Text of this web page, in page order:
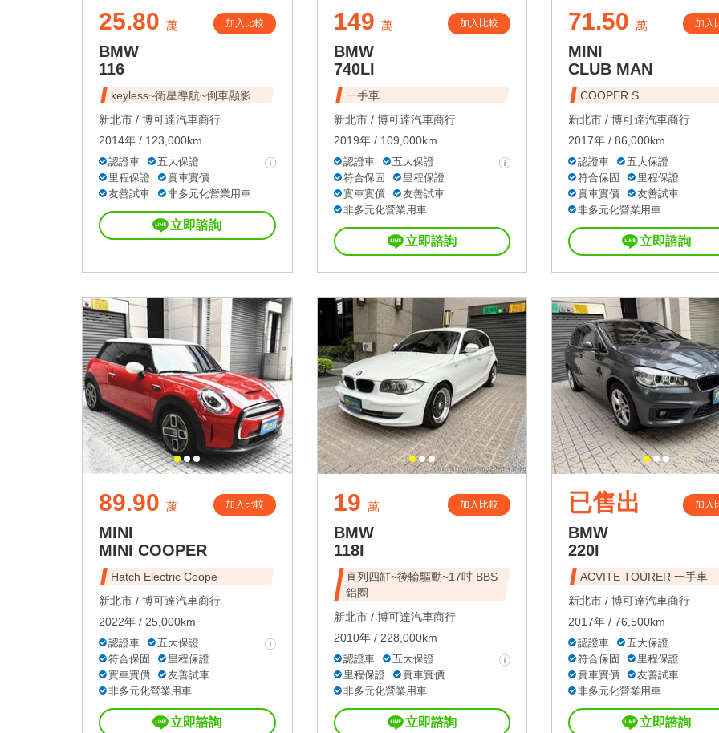
25.80 萬 加入比較
BMW
116
keyless~衛星導航~倒車顯影
新北市 / 博可達汽車商行
2014年 / 123,000km
認證車
五大保證
里程保證
實車實價
友善試車
非多元化營業用車
立即諮詢
149 萬 加入比較
BMW
740LI
一手車
新北市 / 博可達汽車商行
2019年 / 109,000km
認證車
五大保證
符合保固
里程保證
實車實價
友善試車
非多元化營業用車
立即諮詢
71.50 萬 加入
MINI
CLUB MAN
COOPER S
新北市 / 博可達汽車商行
2017年 / 86,000km
認證車
五大保證
符合保固
里程保證
實車實價
友善試車
非多元化營業用車
立即諮詢
89.90 萬 加入比較
MINI
MINI COOPER
Hatch Electric Coope
新北市 / 博可達汽車商行
2022年 / 25,000km
認證車
五大保證
符合保固
里程保證
實車實價
友善試車
非多元化營業用車
立即諮詢
19 萬 加入比較
BMW
118I
直列四缸~後輪驅動~17吋 BBS
鋁圈
新北市 / 博可達汽車商行
2010年 / 228,000km
認證車
五大保證
里程保證
實車實價
非多元化營業用車
立即諮詢
已售出 加入
BMW
220I
ACVITE TOURER 一手車
新北市 / 博可達汽車商行
2017年 / 76,500km
認證車
五大保證
符合保固
里程保證
實車實價
友善試車
非多元化營業用車
立即諮詢